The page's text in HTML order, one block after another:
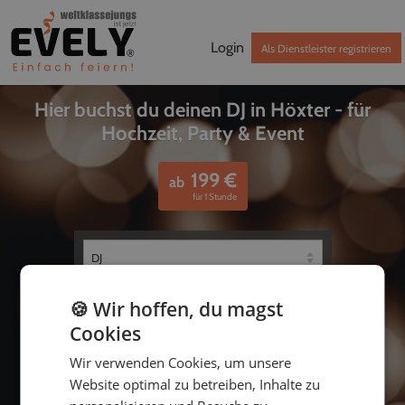
Login Als Dienstleister registrieren
Hier buchst du deinen DJ in Höxter - für
Hochzeit, Party & Event
ab 199€
für 1 Stunde
bis
🍪 Wir hoffen, du magst
Cookies
Wir verwenden Cookies, um unsere
Website optimal zu betreiben, Inhalte zu